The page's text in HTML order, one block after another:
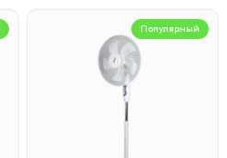
Популярный